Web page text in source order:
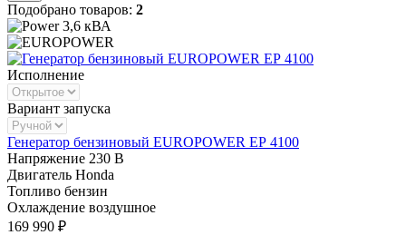
Подобрано товаров: 2
3,6 кВА
Исполнение
Вариант запуска
Генератор бензиновый EUROPOWER ЕР 4100
Напряжение 230 В
Двигатель Honda
Топливо бензин
Охлаждение воздушное
169 990 ₽